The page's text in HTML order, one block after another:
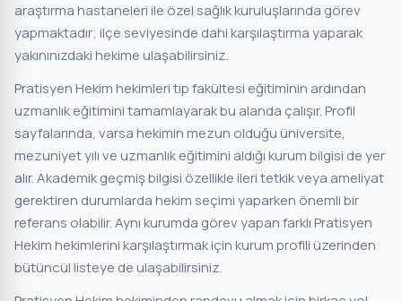
araştırma hastaneleri ile özel sağlık kuruluşlarında görev
yapmaktadır; ilçe seviyesinde dahi karşılaştırma yaparak
yakınınızdaki hekime ulaşabilirsiniz.
Pratisyen Hekim hekimleri tıp fakültesi eğitiminin ardından
uzmanlık eğitimini tamamlayarak bu alanda çalışır. Profil
sayfalarında, varsa hekimin mezun olduğu üniversite,
mezuniyet yılı ve uzmanlık eğitimini aldığı kurum bilgisi de yer
alır. Akademik geçmiş bilgisi özellikle ileri tetkik veya ameliyat
gerektiren durumlarda hekim seçimi yaparken önemli bir
referans olabilir. Aynı kurumda görev yapan farklı Pratisyen
Hekim hekimlerini karşılaştırmak için kurum profili üzerinden
bütüncül listeye de ulaşabilirsiniz.